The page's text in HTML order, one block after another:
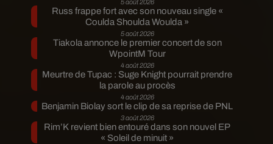
5 août 2026
Russ frappe fort avec son nouveau single «
Coulda Shoulda Woulda »
5 août 2026
Tiakola annonce le premier concert de son
WpointM Tour
4 août 2026
Meurtre de Tupac : Suge Knight pourrait prendre
la parole au procès
4 août 2026
Benjamin Biolay sort le clip de sa reprise de PNL
3 août 2026
Rim’K revient bien entouré dans son nouvel EP
« Soleil de minuit »